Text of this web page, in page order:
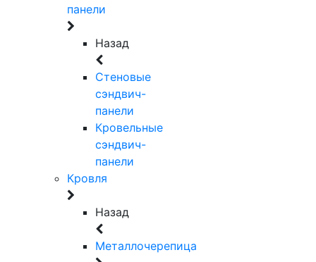
панели
Назад
Стеновые
сэндвич-
панели
Кровельные
сэндвич-
панели
Кровля
Назад
Металлочерепица